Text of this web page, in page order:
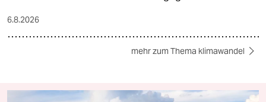
6.8.2026
mehr zum Thema klimawandel